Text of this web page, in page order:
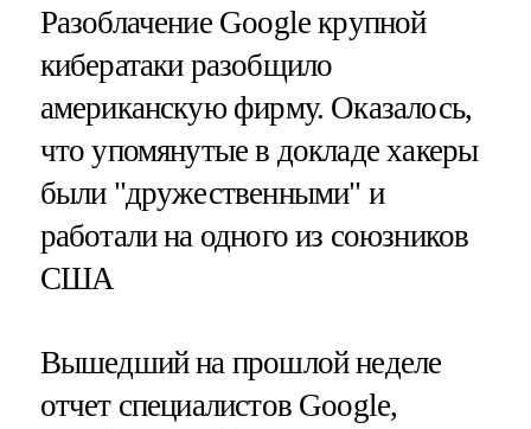
Разоблачение Google крупной
кибератаки разобщило
американскую фирму. Оказалось,
что упомянутые в докладе хакеры
были "дружественными" и
работали на одного из союзников
США
Вышедший на прошлой неделе
отчет специалистов Google,